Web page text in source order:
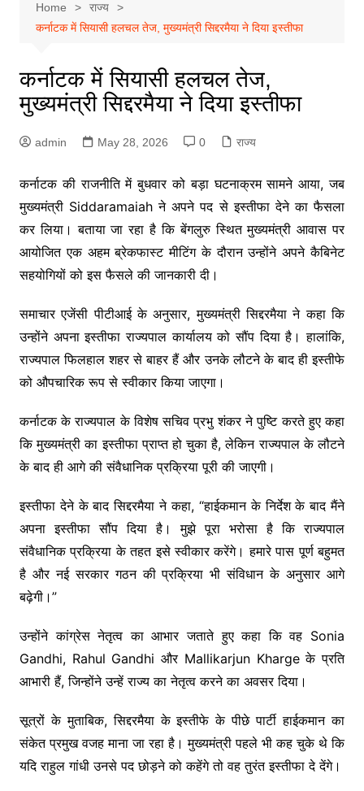
Home
राज्य
कर्नाटक में सियासी हलचल तेज, मुख्यमंत्री सिद्दरमैया ने दिया इस्तीफा
कर्नाटक में सियासी हलचल तेज,
मुख्यमंत्री सिद्दरमैया ने दिया इस्तीफा
admin May 28, 2026 0 राज्य
कर्नाटक की राजनीति में बुधवार को बड़ा घटनाक्रम सामने आया, जब
मुख्यमंत्री Siddaramaiah ने अपने पद से इस्तीफा देने का फैसला
कर लिया। बताया जा रहा है कि बेंगलुरु स्थित मुख्यमंत्री आवास पर
आयोजित एक अहम ब्रेकफास्ट मीटिंग के दौरान उन्होंने अपने कैबिनेट
सहयोगियों को इस फैसले की जानकारी दी।
समाचार एजेंसी पीटीआई के अनुसार, मुख्यमंत्री सिद्दरमैया ने कहा कि
उन्होंने अपना इस्तीफा राज्यपाल कार्यालय को सौंप दिया है। हालांकि,
राज्यपाल फिलहाल शहर से बाहर हैं और उनके लौटने के बाद ही इस्तीफे
को औपचारिक रूप से स्वीकार किया जाएगा।
कर्नाटक के राज्यपाल के विशेष सचिव प्रभु शंकर ने पुष्टि करते हुए कहा
कि मुख्यमंत्री का इस्तीफा प्राप्त हो चुका है, लेकिन राज्यपाल के लौटने
के बाद ही आगे की संवैधानिक प्रक्रिया पूरी की जाएगी।
इस्तीफा देने के बाद सिद्दरमैया ने कहा, “हाईकमान के निर्देश के बाद मैंने
अपना इस्तीफा सौंप दिया है। मुझे पूरा भरोसा है कि राज्यपाल
संवैधानिक प्रक्रिया के तहत इसे स्वीकार करेंगे। हमारे पास पूर्ण बहुमत
है और नई सरकार गठन की प्रक्रिया भी संविधान के अनुसार आगे
बढ़ेगी।”
उन्होंने कांग्रेस नेतृत्व का आभार जताते हुए कहा कि वह Sonia
Gandhi, Rahul Gandhi और Mallikarjun Kharge के प्रति
आभारी हैं, जिन्होंने उन्हें राज्य का नेतृत्व करने का अवसर दिया।
सूत्रों के मुताबिक, सिद्दरमैया के इस्तीफे के पीछे पार्टी हाईकमान का
संकेत प्रमुख वजह माना जा रहा है। मुख्यमंत्री पहले भी कह चुके थे कि
यदि राहुल गांधी उनसे पद छोड़ने को कहेंगे तो वह तुरंत इस्तीफा दे देंगे।